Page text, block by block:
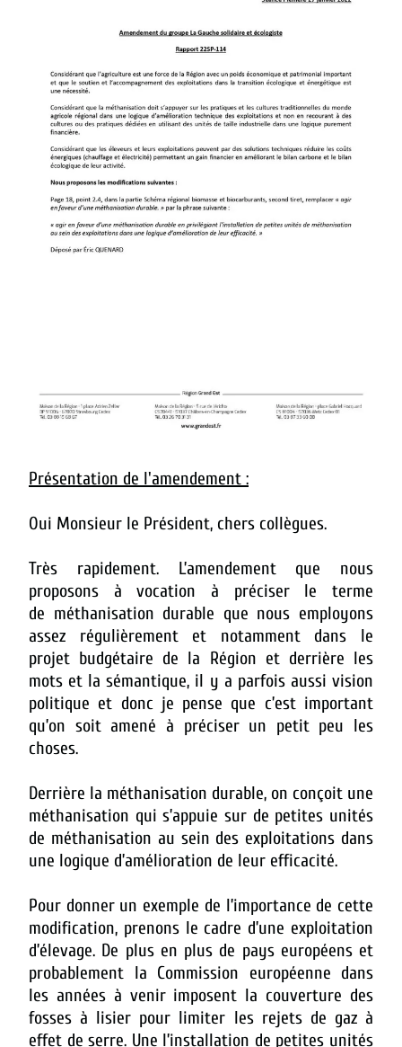
Présentation de l'amendement :
Oui Monsieur le Président, chers collègues.
Très rapidement. L’amendement que nous
proposons à vocation à préciser le terme
de méthanisation durable que nous employons
assez régulièrement et notamment dans le
projet budgétaire de la Région et derrière les
mots et la sémantique, il y a parfois aussi vision
politique et donc je pense que c’est important
qu’on soit amené à préciser un petit peu les
choses.
Derrière la méthanisation durable, on conçoit une
méthanisation qui s’appuie sur de petites unités
de méthanisation au sein des exploitations dans
une logique d’amélioration de leur efficacité.
Pour donner un exemple de l’importance de cette
modification, prenons le cadre d’une exploitation
d’élevage. De plus en plus de pays européens et
probablement la Commission européenne dans
les années à venir imposent la couverture des
fosses à lisier pour limiter les rejets de gaz à
effet de serre. Une l’installation de petites unités